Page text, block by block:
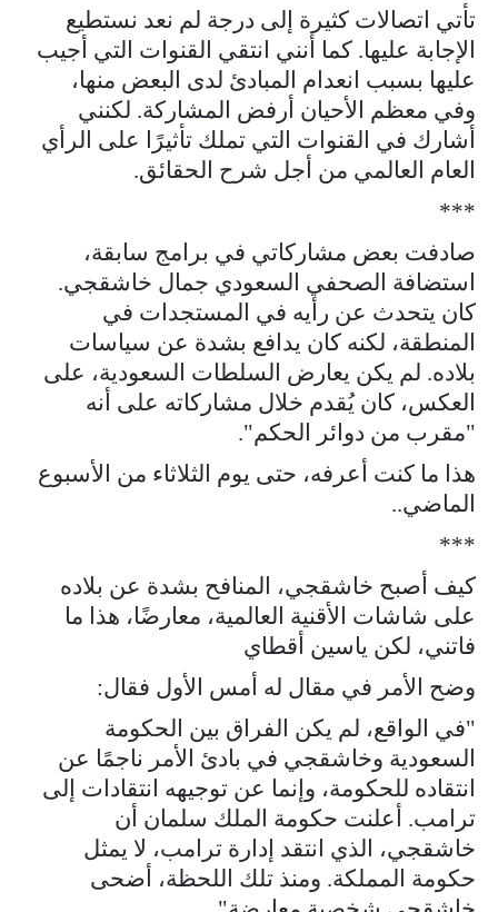
تأتي اتصالات كثيرة إلى درجة لم نعد نستطيع
الإجابة عليها. كما أنني انتقي القنوات التي أجيب
عليها بسبب انعدام المبادئ لدى البعض منها،
وفي معظم الأحيان أرفض المشاركة. لكنني
أشارك في القنوات التي تملك تأثيرًا على الرأي
العام العالمي من أجل شرح الحقائق.
***
صادفت بعض مشاركاتي في برامج سابقة،
استضافة الصحفي السعودي جمال خاشقجي.
كان يتحدث عن رأيه في المستجدات في
المنطقة، لكنه كان يدافع بشدة عن سياسات
بلاده. لم يكن يعارض السلطات السعودية، على
العكس، كان يُقدم خلال مشاركاته على أنه
"مقرب من دوائر الحكم".
هذا ما كنت أعرفه، حتى يوم الثلاثاء من الأسبوع
الماضي..
***
كيف أصبح خاشقجي، المنافح بشدة عن بلاده
على شاشات الأقنية العالمية، معارضًا، هذا ما
فاتني، لكن ياسين أقطاي
وضح الأمر في مقال له أمس الأول فقال:
"في الواقع، لم يكن الفراق بين الحكومة
السعودية وخاشقجي في بادئ الأمر ناجمًا عن
انتقاده للحكومة، وإنما عن توجيهه انتقادات إلى
ترامب. أعلنت حكومة الملك سلمان أن
خاشقجي، الذي انتقد إدارة ترامب، لا يمثل
حكومة المملكة. ومنذ تلك اللحظة، أضحى